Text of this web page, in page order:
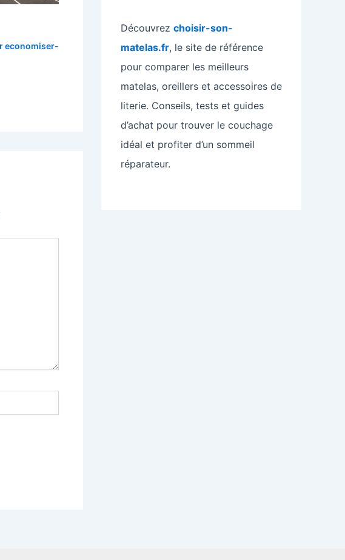
economiser-
Découvrez choisir-son-
matelas.fr, le site de référence
pour comparer les meilleurs
matelas, oreillers et accessoires de
literie. Conseils, tests et guides
d’achat pour trouver le couchage
idéal et profiter d’un sommeil
réparateur.